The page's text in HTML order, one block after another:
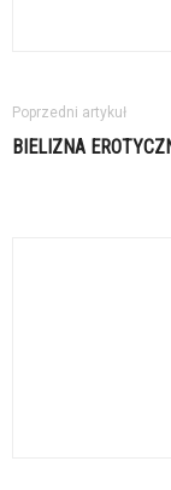
Poprzedni artykuł
BIELIZNA